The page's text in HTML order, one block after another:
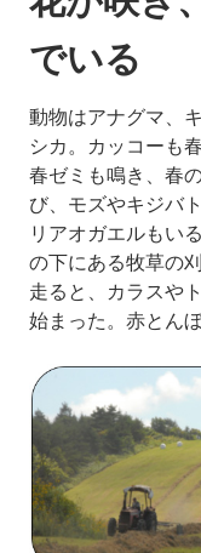
でいる
動物はアナグマ、
シカ。カッコーも
春ゼミも鳴き、春
び、モズやキジバ
リアオガエルもい
の下にある牧草の
走ると、カラスや
始まった。赤とん